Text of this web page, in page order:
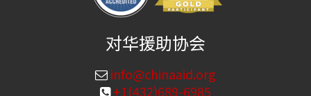
对华援助协会
info@chinaaid.org
+1(432)689-6985